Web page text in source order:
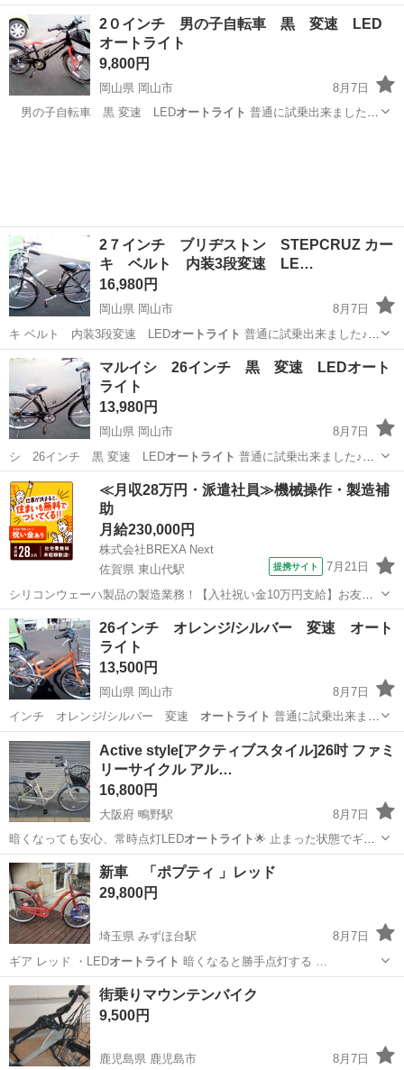
出来まし…
岡山 岡山市 折りたたみ自転車 サンド
2０インチ 男の子自転車 黒 変速 LED
オートライト
9,800円
岡山県 岡山市
8月7日
男の子自転車 黒 変速 LEDオートライト
2７インチ ブリヂストン STEPCRUZ カー
キ ベルト 内装3段変速 LE…
16,980円
岡山県 岡山市
8月7日
キ ベルト 内装3段変速 LEDオートライト
現…
岡山 岡山市 自転車 STEPCRUZ
マルイシ 26インチ 黒 変速 LEDオート
ライト
13,980円
岡山県 岡山市
8月7日
シ 26インチ 黒 変速 LEDオートライト
現…
岡山 岡山市 自転車 マルイシ
≪月収28万円・派遣社員≫機械操作・製造補
助
月給230,000円
株式会社BREXA Next
佐賀県 東山代駅
提携サイト 7月21日
シリコンウェーハ製品の製造業務！【入社祝い金10万円支給】お友達
やカップルとの応募OK◎年間休日129日＆休出なしでプライベート充
実♪業務はクリーンルームで快適作業◎自社正社員登用制度あり★1食
300円～の格安食堂あり！《佐...
佐賀 伊万里市
26インチ オレンジ/シルバー 変速 オート
ライト
13,500円
岡山県 岡山市
8月7日
インチ オレンジ/シルバー 変速 オートライト
た♪ 現…
岡山 岡山市 オートライト
Active style[アクティブスタイル]26吋 ファミ
リーサイクル アル…
16,800円
大阪府 鴫野駅
8月7日
暗くなっても安心、常時点灯LEDオートライト🌟 止まった状態でギア
チェンジが…
大阪 大阪市 鴫野駅 その他
新車 「ポプティ 」レッド
29,800円
埼玉県 みずほ台駅
8月7日
ギア レッド ・LEDオートライト
埼玉 富士見市 みずほ台駅 自転車
街乗りマウンテンバイク
9,500円
鹿児島県 鹿児島市 8月7日